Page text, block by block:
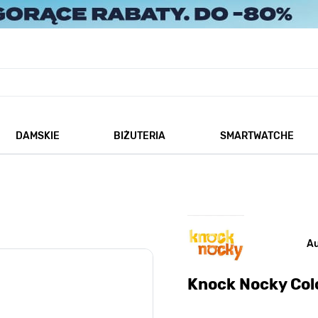
DAMSKIE
BIŻUTERIA
SMARTWATCHE
Knock Nocky